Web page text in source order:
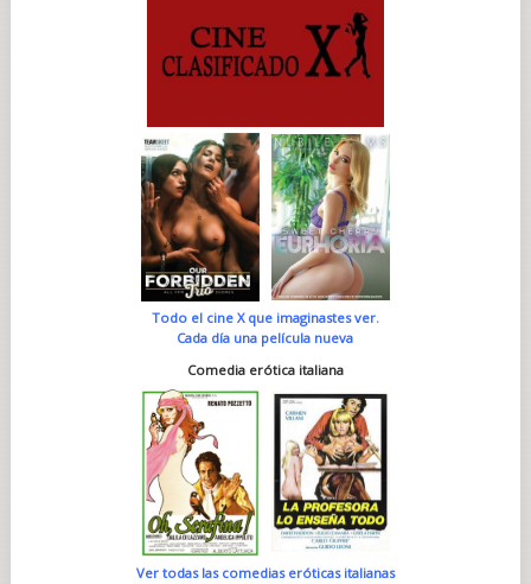
Todo el cine X que imaginastes ver.
Cada día una película nueva
Comedia erótica italiana
Ver todas las comedias eróticas italianas